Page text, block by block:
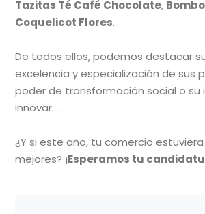
Tazitas Té Café Chocolate,
Coquelicot Flores.
De todos ellos, podemos destacar
excelencia y especialización de sus
poder de transformación social o su
innovar…..
¿Y si este año, tu comercio
mejores? ¡Esperamos tu